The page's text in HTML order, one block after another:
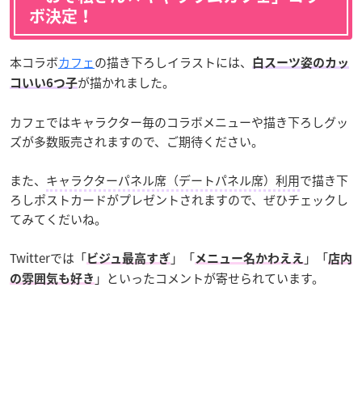
ボ決定！
本コラボカフェの描き下ろしイラストには、
白スーツ姿のカッ
コいい6つ子が描かれました。
カフェではキャラクター毎のコラボメニューや描き下ろしグッ
ズが多数販売されますので、ご期待ください。
また、 キャラクターパネル席（デートパネル席）利用で描き下
ろしポストカードがプレゼントされますので、ぜひチェックし
てみてくだいね。
Twitterでは「 ビジュ最高すぎ 」「メニュー名かわええ 」「店内
の雰囲気も好き 」といったコメントが寄せられています。